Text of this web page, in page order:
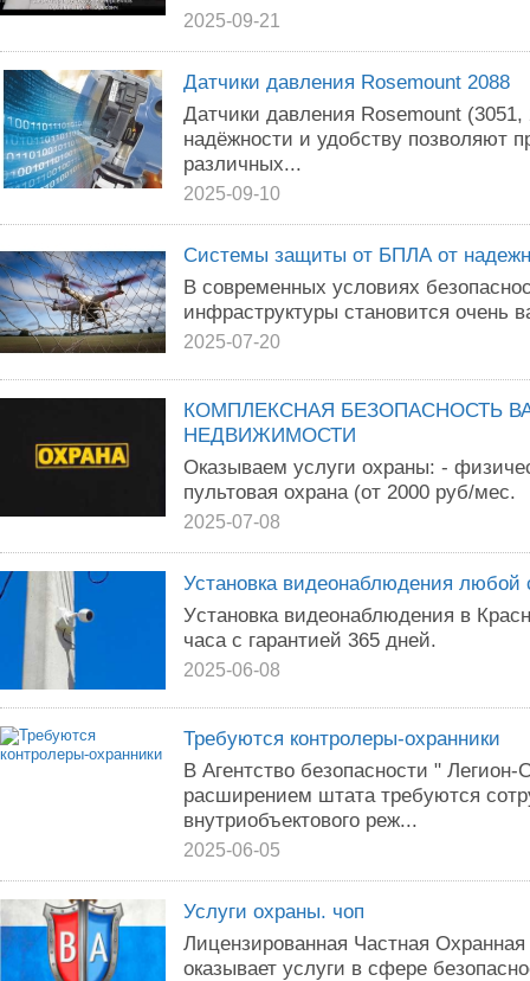
2025-09-21
Датчики давления Rosemount 2088
Датчики давления Rosemount
надёжности и удобству позволяют
различных...
2025-09-10
Системы защиты от БПЛА от
В современных условиях
инфраструктуры становится очень
2025-07-20
КОМПЛЕКСНАЯ БЕЗОПАСНОСТЬ
НЕДВИЖИМОСТИ
Оказываем услуги охраны: -
пультовая охрана (от 2000 руб/мес.
2025-07-08
Установка видеонаблюдения любой
Уcтановкa видеонаблюдeния в
чаca с гapaнтиeй 365 днeй.
2025-06-08
Требуются контролеры-охранники
B Агентство безопасности "
paсшиpeниeм штaтa тpебуются
внутриобъектового реж...
2025-06-05
Услуги охраны. чоп
Лицензированная Частная
оказывает услуги в сфере